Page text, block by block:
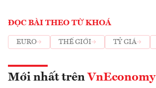
ĐỌC BÀI THEO TỪ KHOÁ
EURO THẾ GIỚI TỶ GIÁ
Mới nhất trên VnEconomy